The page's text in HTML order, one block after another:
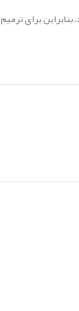
برای